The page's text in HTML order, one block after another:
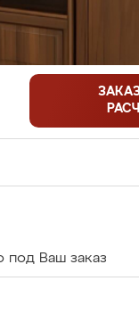
под Ваш заказ